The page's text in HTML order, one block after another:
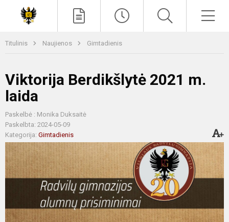
Titulinis Naujienos Gimtadienis
Viktorija Berdikšlytė 2021 m.
laida
Paskelbė : Monika Duksaitė
Paskelbta: 2024-05-09
Kategorija: Gimtadienis